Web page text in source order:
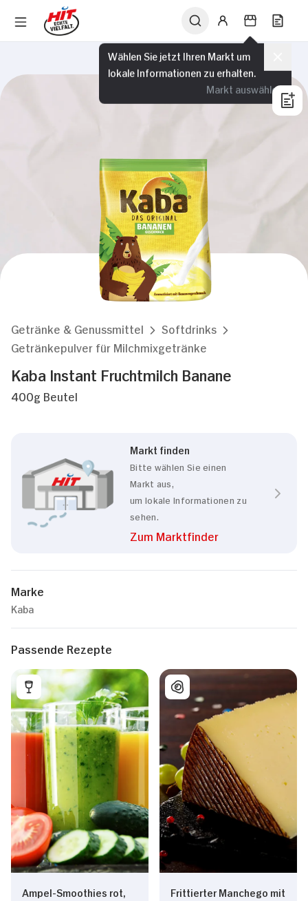
Wählen Sie jetzt Ihren Markt um
lokale Informationen zu erhalten.
Markt auswählen
Getränke & Genussmittel
Softdrinks
Getränkepulver für Milchmixgetränke
Kaba Instant Fruchtmilch Banane
400g Beutel
Markt finden
Bitte wählen Sie einen
Markt aus,
um lokale Informationen zu
sehen.
Zum Marktfinder
Marke
Kaba
Passende Rezepte
Ampel-Smoothies rot,
Frittierter Manchego mit